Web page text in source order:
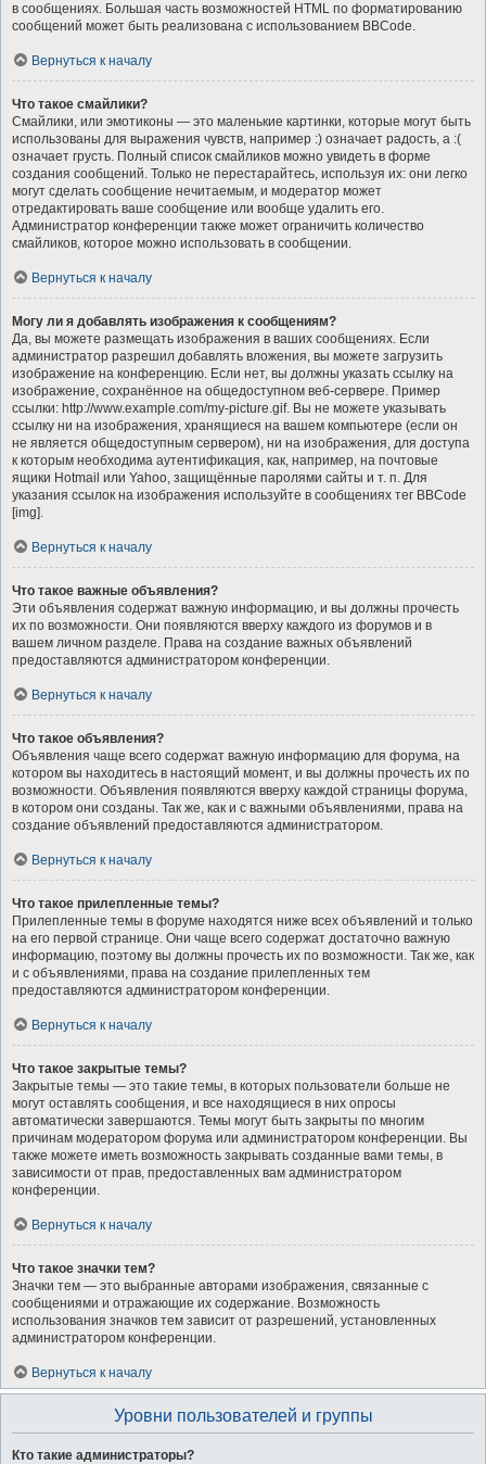
в сообщениях. Большая часть возможностей HTML по форматированию
сообщений может быть реализована с использованием BBCode.
Вернуться к началу
Что такое смайлики?
Смайлики, или эмотиконы — это маленькие картинки, которые могут быть
использованы для выражения чувств, например :) означает радость, а :(
означает грусть. Полный список смайликов можно увидеть в форме
создания сообщений. Только не перестарайтесь, используя их: они легко
могут сделать сообщение нечитаемым, и модератор может
отредактировать ваше сообщение или вообще удалить его.
Администратор конференции также может ограничить количество
смайликов, которое можно использовать в сообщении.
Вернуться к началу
Могу ли я добавлять изображения к сообщениям?
Да, вы можете размещать изображения в ваших сообщениях. Если
администратор разрешил добавлять вложения, вы можете загрузить
изображение на конференцию. Если нет, вы должны указать ссылку на
изображение, сохранённое на общедоступном веб-сервере. Пример
ссылки: http://www.example.com/my-picture.gif. Вы не можете указывать
ссылку ни на изображения, хранящиеся на вашем компьютере (если он
не является общедоступным сервером), ни на изображения, для доступа
к которым необходима аутентификация, как, например, на почтовые
ящики Hotmail или Yahoo, защищённые паролями сайты и т. п. Для
указания ссылок на изображения используйте в сообщениях тег BBCode
[img].
Вернуться к началу
Что такое важные объявления?
Эти объявления содержат важную информацию, и вы должны прочесть
их по возможности. Они появляются вверху каждого из форумов и в
вашем личном разделе. Права на создание важных объявлений
предоставляются администратором конференции.
Вернуться к началу
Что такое объявления?
Объявления чаще всего содержат важную информацию для форума, на
котором вы находитесь в настоящий момент, и вы должны прочесть их по
возможности. Объявления появляются вверху каждой страницы форума,
в котором они созданы. Так же, как и с важными объявлениями, права на
создание объявлений предоставляются администратором.
Вернуться к началу
Что такое прилепленные темы?
Прилепленные темы в форуме находятся ниже всех объявлений и только
на его первой странице. Они чаще всего содержат достаточно важную
информацию, поэтому вы должны прочесть их по возможности. Так же, как
и с объявлениями, права на создание прилепленных тем
предоставляются администратором конференции.
Вернуться к началу
Что такое закрытые темы?
Закрытые темы — это такие темы, в которых пользователи больше не
могут оставлять сообщения, и все находящиеся в них опросы
автоматически завершаются. Темы могут быть закрыты по многим
причинам модератором форума или администратором конференции. Вы
также можете иметь возможность закрывать созданные вами темы, в
зависимости от прав, предоставленных вам администратором
конференции.
Вернуться к началу
Что такое значки тем?
Значки тем — это выбранные авторами изображения, связанные с
сообщениями и отражающие их содержание. Возможность
использования значков тем зависит от разрешений, установленных
администратором конференции.
Вернуться к началу
Уровни пользователей и группы
Кто такие администраторы?